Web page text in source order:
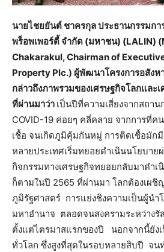
นายไชยยันต์ ชาครกุล ประธานกรรมก
พร็อพเพอร์ตี้ จำกัด (มหาชน) (LALIN)
Chakarakul, Chairman of
Property Plc.) ผู้พัฒนาโครงการอสังห
กล่าวถึงภาพรวมของเศรษฐกิจโลกและ
ที่ผ่านมาว่า เป็นปีที่ความเสี่ยงจากสถา
COVID-19 ค่อยๆ คลี่คลาย จากการที่
เชื้อ จนเกิดภูมิคุ้มกันหมู่ การติดเชื้อมัก
หลายประเทศเริ่มทยอยดำเนินนโยบาย
กิจกรรมทางเศรษฐกิจทยอยกลับมาดำ
ก็ตามในปี 2565 ที่ผ่านมา โลกต้องเผชิ
ภูมิรัฐศาสตร์ การแย่งชิงความเป็นผู้นำ
มหาอำนาจ ตลอดจนสงครามระหว่างรั
ตั้งแต่ไตรมาสแรกของปี นอกจากนี้ยังเ
ทั่วโลก ซึ่งสูงที่สุดในรอบหลายสิบปี จน